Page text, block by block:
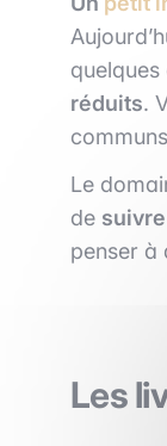
quelques
réduits.
Le
de
penser à
Les